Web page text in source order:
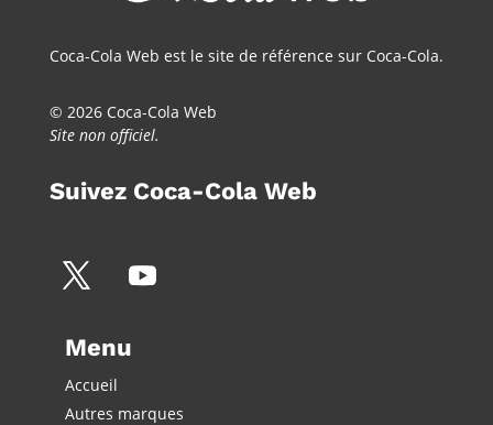
Coca-Cola Web est le site de référence sur Coca-Cola.
© 2026 Coca-Cola Web
Site non officiel.
Suivez Coca-Cola Web
Menu
Accueil
Autres marques